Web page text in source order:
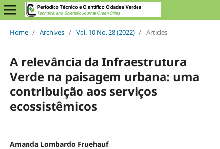
Home / Archives / Vol. 10 No. 28 (2022) / Articles
A relevância da Infraestrutura
Verde na paisagem urbana: uma
contribuição aos serviços
ecossistêmicos
Amanda Lombardo Fruehauf